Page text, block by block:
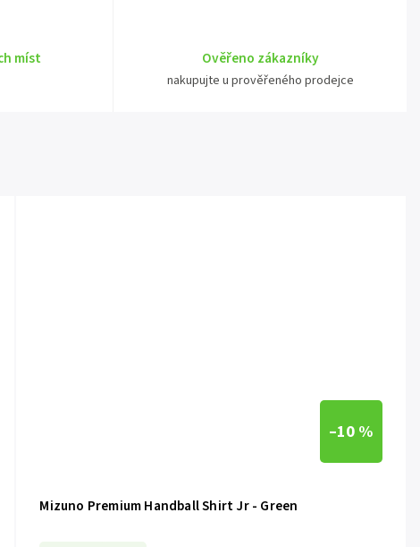
míst Ověřeno zákazníky
nakupujte u prověřeného prodejce
–10 %
Mizuno Premium Handball Shirt Jr - Green